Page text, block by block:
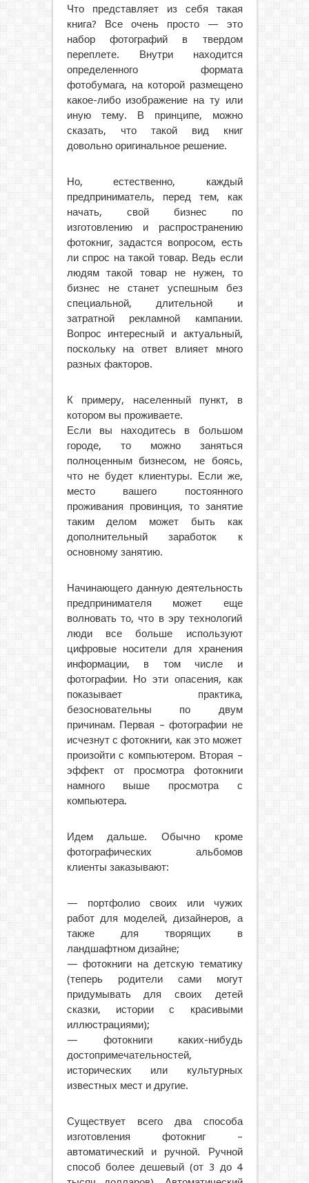
Что представляет из себя такая
книга? Все очень просто — это
набор фотографий в твердом
переплете. Внутри находится
определенного формата
фотобумага, на которой размещено
какое-либо изображение на ту или
иную тему. В принципе, можно
сказать, что такой вид книг
довольно оригинальное решение.
Но, естественно, каждый
предприниматель, перед тем, как
начать, свой бизнес по
изготовлению и распространению
фотокниг, задастся вопросом, есть
ли спрос на такой товар. Ведь если
людям такой товар не нужен, то
бизнес не станет успешным без
специальной, длительной и
затратной рекламной кампании.
Вопрос интересный и актуальный,
поскольку на ответ влияет много
разных факторов.
К примеру, населенный пункт, в
котором вы проживаете.
Если вы находитесь в большом
городе, то можно заняться
полноценным бизнесом, не боясь,
что не будет клиентуры. Если же,
место вашего постоянного
проживания провинция, то занятие
таким делом может быть как
дополнительный заработок к
основному занятию.
Начинающего данную деятельность
предпринимателя может еще
волновать то, что в эру технологий
люди все больше используют
цифровые носители для хранения
информации, в том числе и
фотографии. Но эти опасения, как
показывает практика,
безосновательны по двум
причинам. Первая – фотографии не
исчезнут с фотокниги, как это может
произойти с компьютером. Вторая –
эффект от просмотра фотокниги
намного выше просмотра с
компьютера.
Идем дальше. Обычно кроме
фотографических альбомов
клиенты заказывают:
— портфолио своих или чужих
работ для моделей, дизайнеров, а
также для творящих в
ландшафтном дизайне;
— фотокниги на детскую тематику
(теперь родители сами могут
придумывать для своих детей
сказки, истории с красивыми
иллюстрациями);
— фотокниги каких-нибудь
достопримечательностей,
исторических или культурных
известных мест и другие.
Существует всего два способа
изготовления фотокниг –
автоматический и ручной. Ручной
способ более дешевый (от 3 до 4